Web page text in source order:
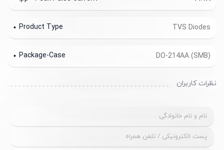
TVS Diodes
Product Type
DO-214AA (SMB)
Package-Case
نظرات کاربران